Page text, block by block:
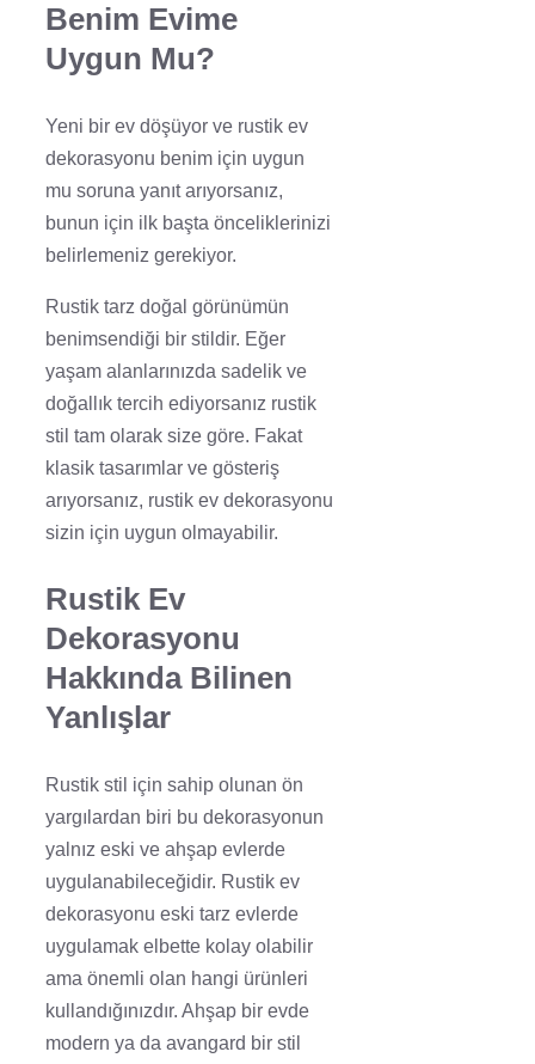
Benim Evime
Uygun Mu?
Yeni bir ev döşüyor ve rustik ev
dekorasyonu benim için uygun
mu soruna yanıt arıyorsanız,
bunun için ilk başta önceliklerinizi
belirlemeniz gerekiyor.
Rustik tarz doğal görünümün
benimsendiği bir stildir. Eğer
yaşam alanlarınızda sadelik ve
doğallık tercih ediyorsanız rustik
stil tam olarak size göre. Fakat
klasik tasarımlar ve gösteriş
arıyorsanız, rustik ev dekorasyonu
sizin için uygun olmayabilir.
Rustik Ev
Dekorasyonu
Hakkında Bilinen
Yanlışlar
Rustik stil için sahip olunan ön
yargılardan biri bu dekorasyonun
yalnız eski ve ahşap evlerde
uygulanabileceğidir. Rustik ev
dekorasyonu eski tarz evlerde
uygulamak elbette kolay olabilir
ama önemli olan hangi ürünleri
kullandığınızdır. Ahşap bir evde
modern ya da avangard bir stil